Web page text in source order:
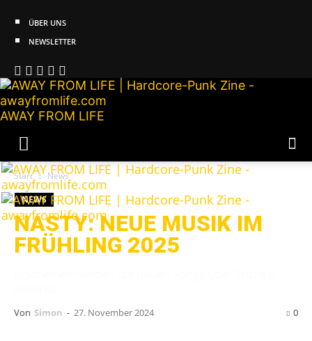
ÜBER UNS
NEWSLETTER
AWAY FROM LIFE
Start
News
NEWS
NASTY: NEUE MUSIK IM
FRÜHLING 2025
Von Simon - 27. November 2024 0